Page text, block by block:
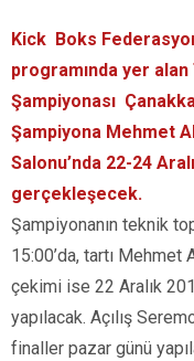
Kick Boks
programında yer
Şampiyonası
Şampiyona Mehmet
Salonu’nda 22-24
gerçekleşecek.
Şampiyonanın teknik
15:00’da, tartı
çekimi ise 22 Aralık
yapılacak. Açılış
finaller pazar günü